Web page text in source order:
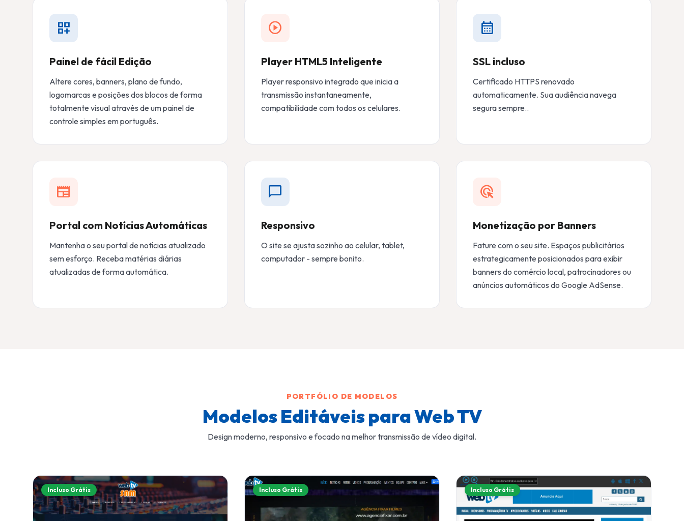
dashboard_customize
Painel de fácil Edição
Altere cores, banners, plano de fundo,
logomarcas e posições dos blocos de forma
totalmente visual através de um painel de
controle simples em português.
play_circle
Player HTML5 Inteligente
Player responsivo integrado que inicia a
transmissão instantaneamente,
compatibilidade com todos os celulares.
calendar_month
SSL incluso
Certificado HTTPS renovado
automaticamente. Sua audiência navega
segura sempre..
newspaper
Portal com Notícias Automáticas
Mantenha o seu portal de notícias atualizado
sem esforço. Receba matérias diárias
atualizadas de forma automática.
chat_bubble
Responsivo
O site se ajusta sozinho ao celular, tablet,
computador - sempre bonito.
ads_click
Monetização por Banners
Fature com o seu site. Espaços publicitários
estrategicamente posicionados para exibir
banners do comércio local, patrocinadores ou
anúncios automáticos do Google AdSense.
PORTFÓLIO DE MODELOS
Modelos Editáveis para Web TV
Design moderno, responsivo e focado na melhor transmissão de vídeo digital.
Incluso Grátis Incluso Grátis Incluso Grátis